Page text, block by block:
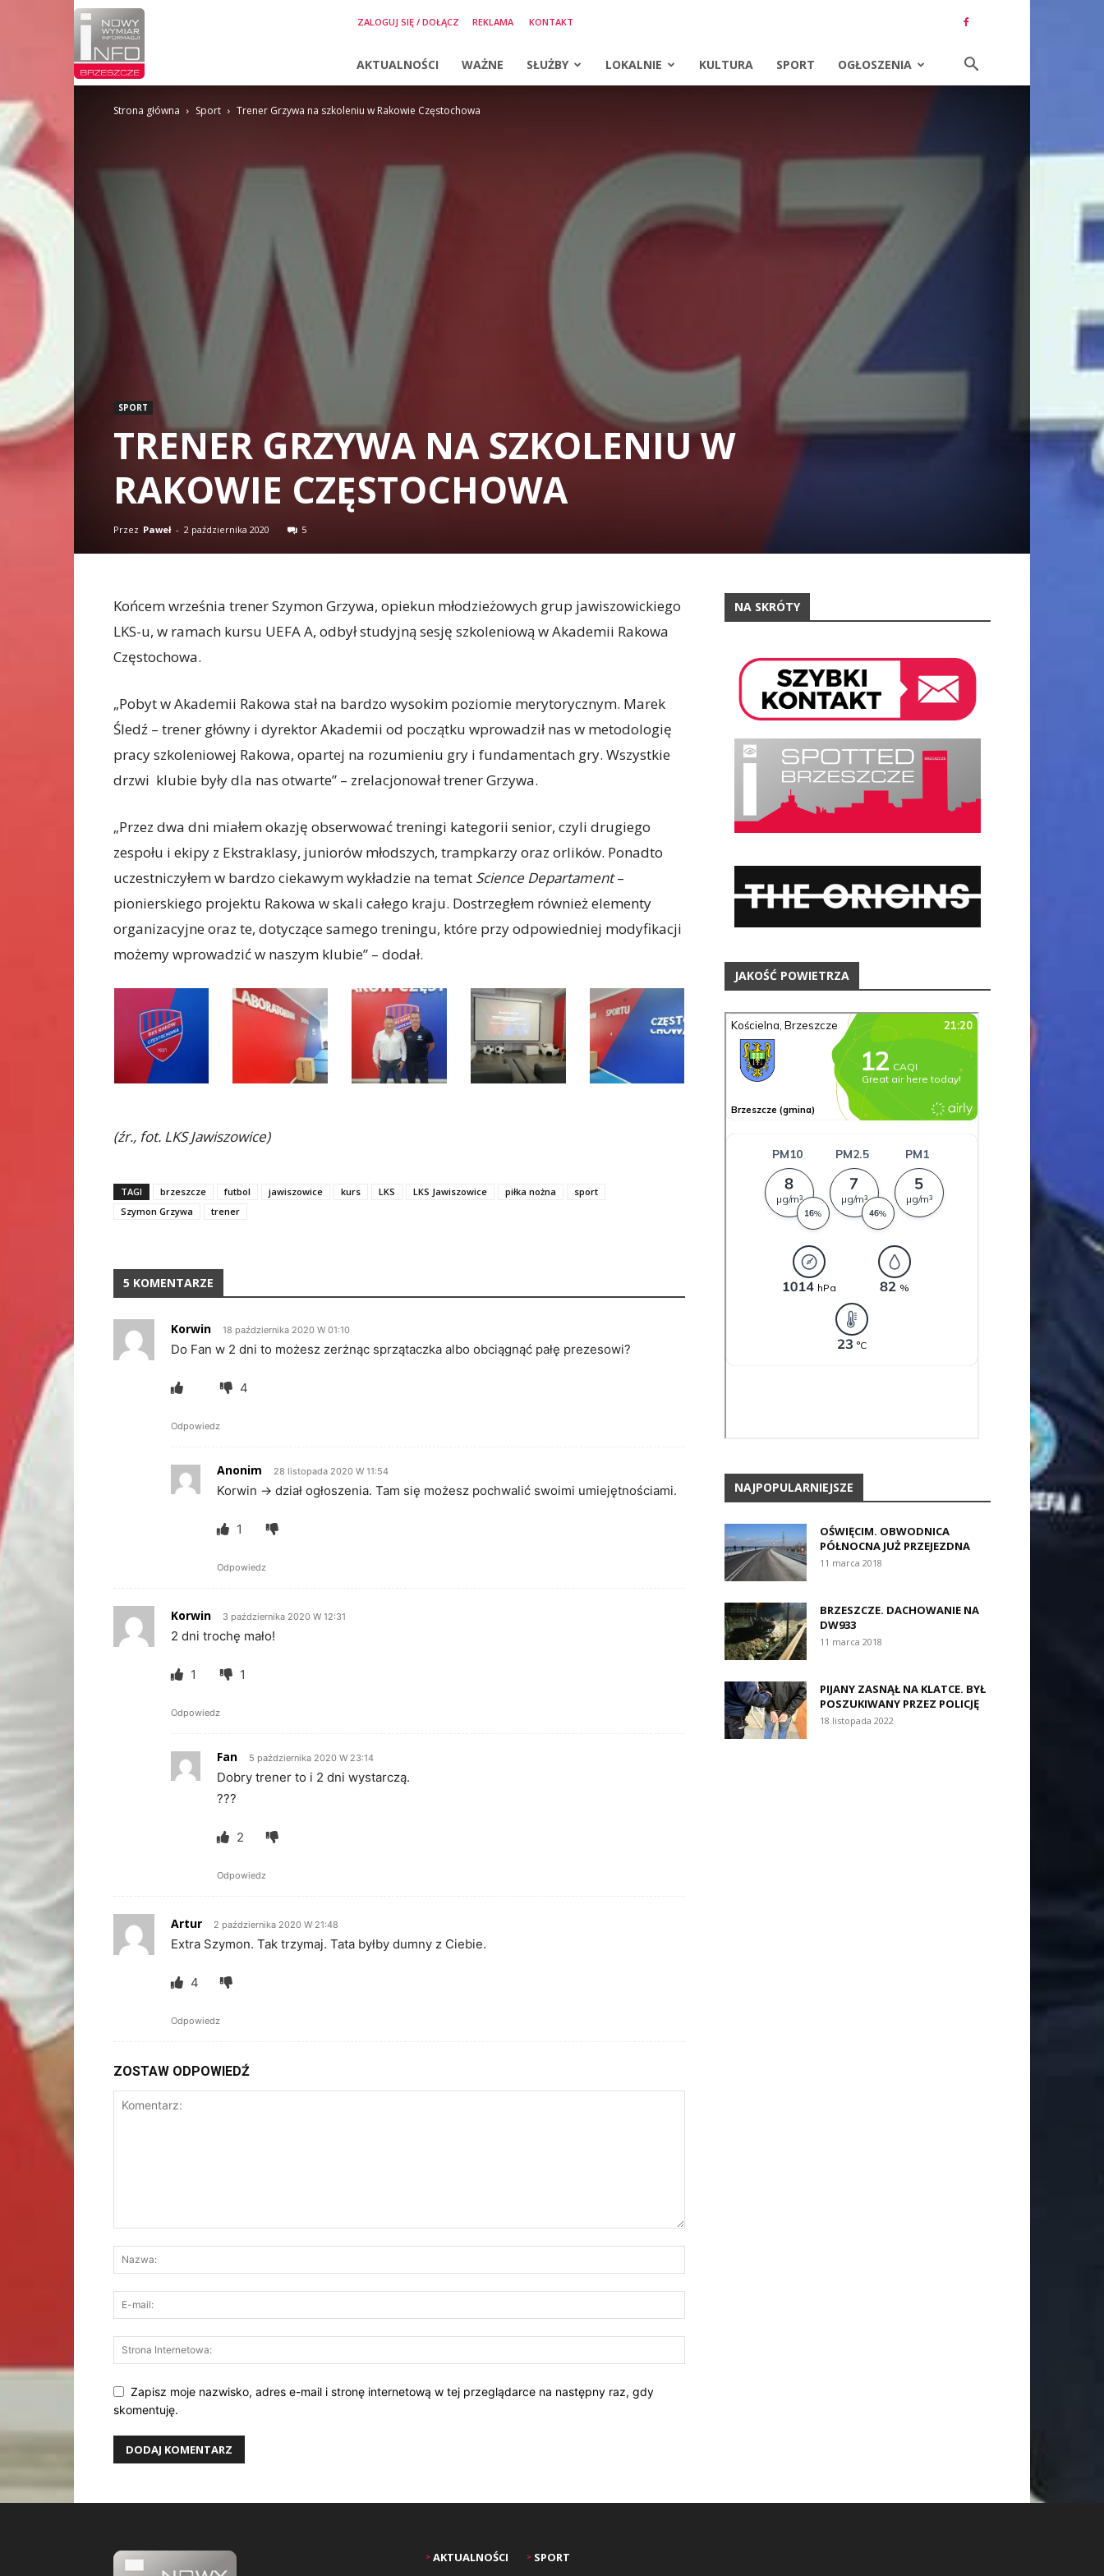
InfoBrzeszcze.pl
ZALOGUJ SIĘ / DOŁĄCZ REKLAMA KONTAKT
AKTUALNOŚCI WAŻNE SŁUŻBY LOKALNIE KULTURA SPORT OGŁOSZENIA
Strona główna Sport Trener Grzywa na szkoleniu w Rakowie Częstochowa
SPORT
TRENER GRZYWA NA SZKOLENIU W
RAKOWIE CZĘSTOCHOWA
Przez Paweł - 2 października 2020 5
Końcem września trener Szymon Grzywa, opiekun młodzieżowych grup jawiszowickiego
LKS-u, w ramach kursu UEFA A, odbył studyjną sesję szkoleniową w Akademii Rakowa
Częstochowa.
„Pobyt w Akademii Rakowa stał na bardzo wysokim poziomie merytorycznym. Marek
Śledź – trener główny i dyrektor Akademii od początku wprowadził nas w metodologię
pracy szkoleniowej Rakowa, opartej na rozumieniu gry i fundamentach gry. Wszystkie
drzwi klubie były dla nas otwarte” – zrelacjonował trener Grzywa.
„Przez dwa dni miałem okazję obserwować treningi kategorii senior, czyli drugiego
zespołu i ekipy z Ekstraklasy, juniorów młodszych, trampkarzy oraz orlików. Ponadto
uczestniczyłem w bardzo ciekawym wykładzie na temat Science Departament–
pionierskiego projektu Rakowa w skali całego kraju. Dostrzegłem również elementy
organizacyjne oraz te, dotyczące samego treningu, które przy odpowiedniej modyfikacji
możemy wprowadzić w naszym klubie” – dodał.
(źr., fot. LKS Jawiszowice)
TAGI brzeszcze futbol jawiszowice kurs LKS LKS Jawiszowice piłka nożna
sport
Szymon Grzywa
trener
5 KOMENTARZE
Korwin 18 października 2020 W 01:10
Do Fan w 2 dni to możesz zerżnąc sprzątaczka albo obciągnąć pałę prezesowi?
4
Odpowiedz
Anonim 28 listopada 2020 W 11:54
Korwin -> dział ogłoszenia. Tam się możesz pochwalić swoimi umiejętnościami.
1
Odpowiedz
Korwin 3 października 2020 W 12:31
2 dni trochę mało!
1 1
Odpowiedz
Fan 5 października 2020 W 23:14
Dobry trener to i 2 dni wystarczą.
???
2
Odpowiedz
Artur 2 października 2020 W 21:48
Extra Szymon. Tak trzymaj. Tata byłby dumny z Ciebie.
4
Odpowiedz
ZOSTAW ODPOWIEDŹ
Zapisz moje nazwisko, adres e-mail i stronę internetową w tej przeglądarce na następny raz, gdy
skomentuję.
NA SKRÓTY
JAKOŚĆ POWIETRZA
NAJPOPULARNIEJSZE
OŚWIĘCIM. OBWODNICA
PÓŁNOCNA JUŻ PRZEJEZDNA
11 marca 2018
BRZESZCZE. DACHOWANIE NA
DW933
11 marca 2018
PIJANY ZASNĄŁ NA KLATCE. BYŁ
POSZUKIWANY PRZEZ POLICJĘ
18 listopada 2022
> AKTUALNOŚCI > SPORT